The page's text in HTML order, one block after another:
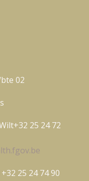
bte 02
25 24 72
25 24 74 90